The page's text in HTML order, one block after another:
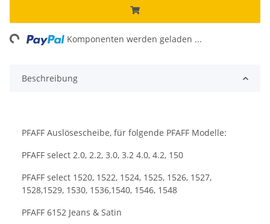
Komponenten werden geladen ...
Beschreibung
PFAFF Auslösescheibe, für folgende PFAFF Modelle:
PFAFF select 2.0, 2.2, 3.0, 3.2 4.0, 4.2, 150
PFAFF select 1520, 1522, 1524, 1525, 1526, 1527,
1528,1529, 1530, 1536,1540, 1546, 1548
PFAFF 6152 Jeans & Satin